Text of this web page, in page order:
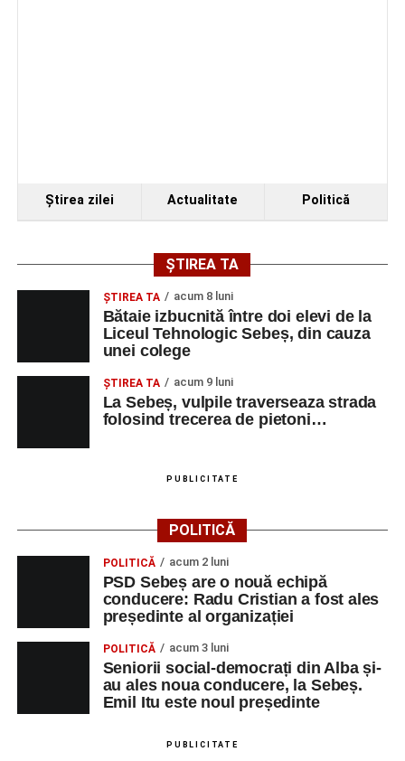
Ştirea zilei Actualitate Politică
ȘTIREA TA
ŞTIREA TA acum 8 luni
Bătaie izbucnită între doi elevi de la
Liceul Tehnologic Sebeș, din cauza
unei colege
ŞTIREA TA acum 9 luni
La Sebeș, vulpile traverseaza strada
folosind trecerea de pietoni…
PUBLICITATE
POLITICĂ
POLITICĂ acum 2 luni
PSD Sebeș are o nouă echipă
conducere: Radu Cristian a fost ales
președinte al organizației
POLITICĂ acum 3 luni
Seniorii social-democrați din Alba și-
au ales noua conducere, la Sebeș.
Emil Itu este noul președinte
PUBLICITATE